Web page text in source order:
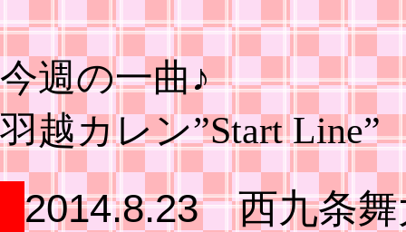
今週の一曲♪
羽越カレン”Start Line”
2014.8.23 西九条舞